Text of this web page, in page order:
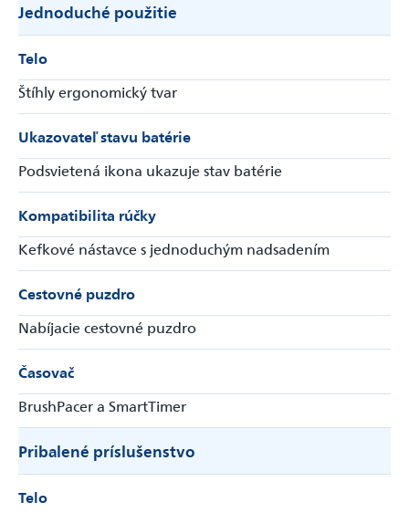
Jednoduché použitie
Telo
Štíhly ergonomický tvar
Ukazovateľ stavu batérie
Podsvietená ikona ukazuje stav batérie
Kompatibilita rúčky
Kefkové nástavce s jednoduchým nadsadením
Cestovné puzdro
Nabíjacie cestovné puzdro
Časovač
BrushPacer a SmartTimer
Pribalené príslušenstvo
Telo